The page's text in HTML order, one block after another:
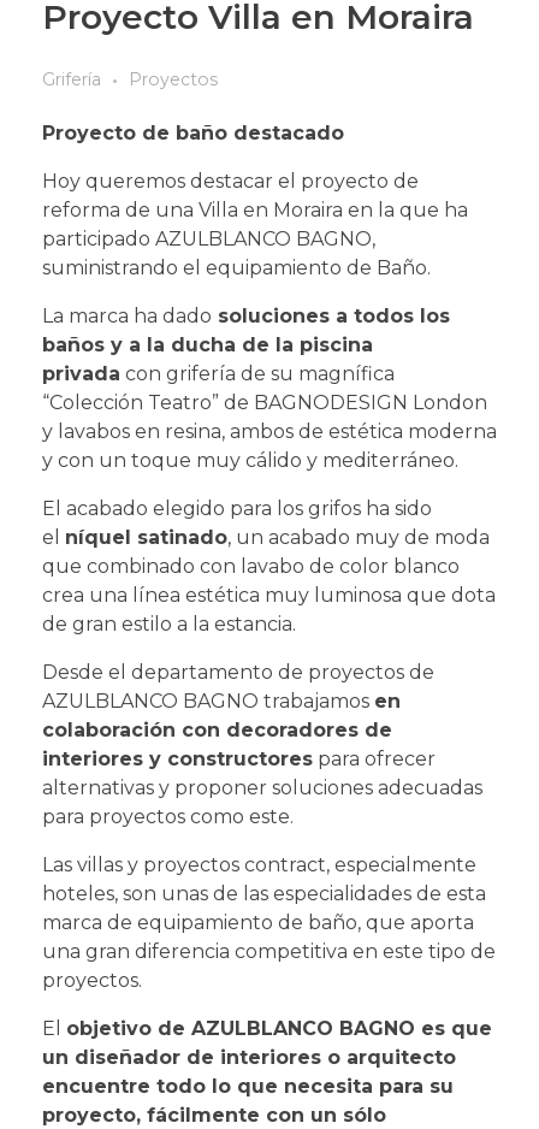
Proyecto Villa en Moraira
Grifería Proyectos
Proyecto de baño destacado
Hoy queremos destacar el proyecto de
reforma de una Villa en Moraira en la que ha
participado AZULBLANCO BAGNO,
suministrando el equipamiento de Baño.
La marca ha dado soluciones a todos los
baños y a la ducha de la piscina
privada con grifería de su magnífica
“Colección Teatro” de BAGNODESIGN London
y lavabos en resina, ambos de estética moderna
y con un toque muy cálido y mediterráneo.
El acabado elegido para los grifos ha sido
el níquel satinado, un acabado muy de moda
que combinado con lavabo de color blanco
crea una línea estética muy luminosa que dota
de gran estilo a la estancia.
Desde el departamento de proyectos de
AZULBLANCO BAGNO trabajamos en
colaboración con decoradores de
interiores y constructores para ofrecer
alternativas y proponer soluciones adecuadas
para proyectos como este.
Las villas y proyectos contract, especialmente
hoteles, son unas de las especialidades de esta
marca de equipamiento de baño, que aporta
una gran diferencia competitiva en este tipo de
proyectos.
El objetivo de AZULBLANCO BAGNO es que
un diseñador de interiores o arquitecto
encuentre todo lo que necesita para su
proyecto, fácilmente con un sólo